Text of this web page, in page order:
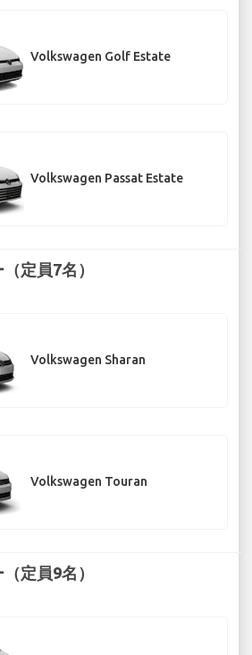
Volkswagen Golf Estate
Volkswagen Passat Estate
定員7名）
Volkswagen Sharan
Volkswagen Touran
定員9名）